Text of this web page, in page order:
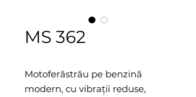
MS 362
Motoferăstrău pe benzină
modern, cu vibraţii reduse,